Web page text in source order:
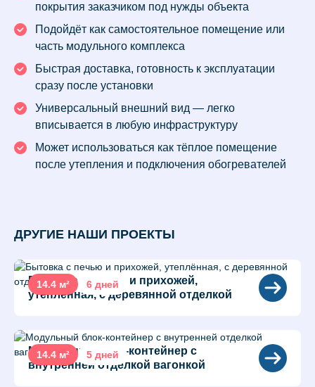
покрытия заказчиком под нужды объекта
Подойдёт как самостоятельное помещение или
часть модульного комплекса
Быстрая доставка, готовность к эксплуатации
сразу после установки
Универсальный внешний вид — легко
вписывается в любую инфраструктуру
Может использоваться как тёплое помещение
после утепления и подключения обогревателей
ДРУГИЕ НАШИ ПРОЕКТЫ
14.4 м² 6 дней
Бытовка с печью и прихожей,
утеплённая, с деревянной отделкой
14.4 м² 5 дней
Модульный блок-контейнер с
внутренней отделкой вагонкой